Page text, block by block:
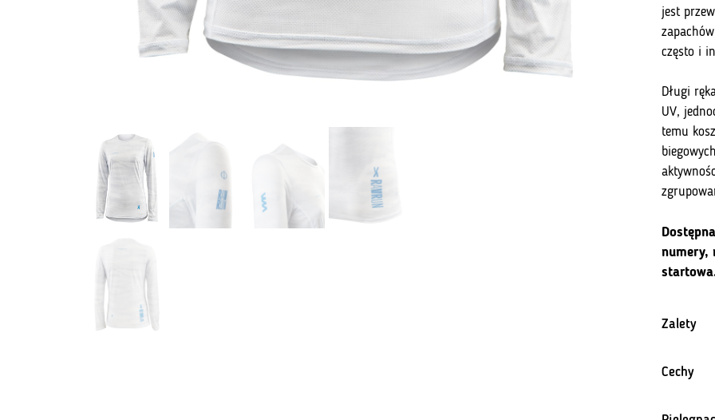
jest
często i
Długi
UV,
temu
numery,
Zalety
Cechy